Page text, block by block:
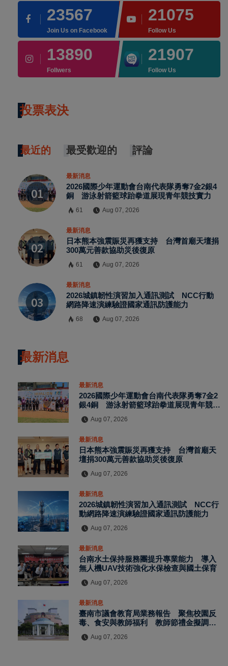
23567
Join Us on Facebook
21075
Follow Us
13890
Follwers
21907
Follow Us
投票表決
最近的 最受歡迎的 評論
最新消息
2026國際少年運動會台南代表隊勇奪7金2銀4
銅 游泳射箭籃球跆拳道展現青年競技實力
61 Aug 07, 2026
最新消息
日本熊本強震賑災再獲支持 台灣首廟天壇捐
300萬元善款協助災後復原
61 Aug 07, 2026
最新消息
2026城鎮韌性演習加入通訊測試 NCC行動
網路降速演練驗證國家通訊防護能力
68 Aug 07, 2026
最新消息
最新消息
2026國際少年運動會台南代表隊勇奪7金2
銀4銅 游泳射箭籃球跆拳道展現青年競技
Aug 07, 2026
最新消息
日本熊本強震賑災再獲支持 台灣首廟天
壇捐300萬元善款協助災後復原
Aug 07, 2026
最新消息
2026城鎮韌性演習加入通訊測試 NCC行
動網路降速演練驗證國家通訊防護能力
Aug 07, 2026
最新消息
台南水土保持服務團提升專業能力 導入
無人機UAV技術強化水保檢查與國土保育
Aug 07, 2026
最新消息
臺南市議會教育局業務報告 聚焦校園反
毒、食安與教師福利 教師節禮金擬調升
Aug 07, 2026